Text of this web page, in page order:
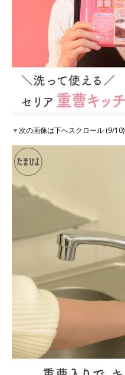
▼次の画像は下へスクロール (9/10)